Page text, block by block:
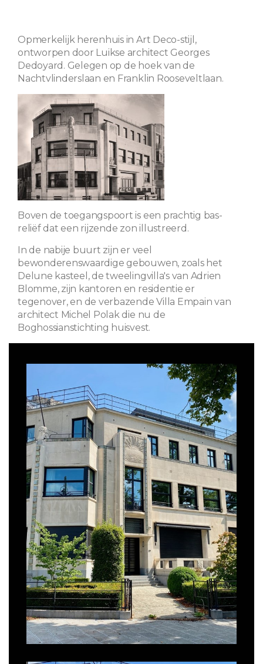
Opmerkelijk herenhuis in Art Deco-stijl,
ontworpen door Luikse architect Georges
Dedoyard. Gelegen op de hoek van de
Nachtvlinderslaan en Franklin Rooseveltlaan.
Boven de toegangspoort is een prachtig bas-
reliëf dat een rijzende zon illustreerd.
In de nabije buurt zijn er veel
bewonderenswaardige gebouwen, zoals het
Delune kasteel, de tweelingvilla's van Adrien
Blomme, zijn kantoren en residentie er
tegenover, en de verbazende Villa Empain van
architect Michel Polak die nu de
Boghossianstichting huisvest.